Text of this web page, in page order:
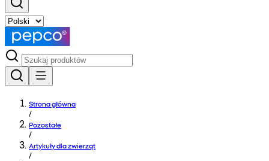
Strona główna
/
Pozostałe
/
Artykuły dla zwierząt
/